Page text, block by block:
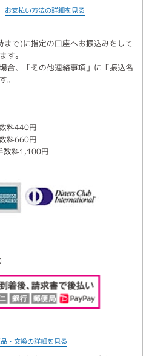
お支払い方法の詳細を見る
で)に指定の口座へお振込みをして
す。
合、「その他連絡事項」に「振込名
。
料440円
料660円
数料1,100円
・交換の詳細を見る